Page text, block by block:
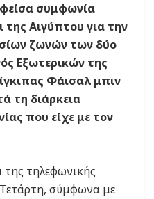
συμφωνία
της Αιγύπτου για την
ζωνών των δύο
Εξωτερικών της
Φάισαλ μπιν
τη διάρκεια
που είχε με τον
της τηλεφωνικής
σύμφωνα με